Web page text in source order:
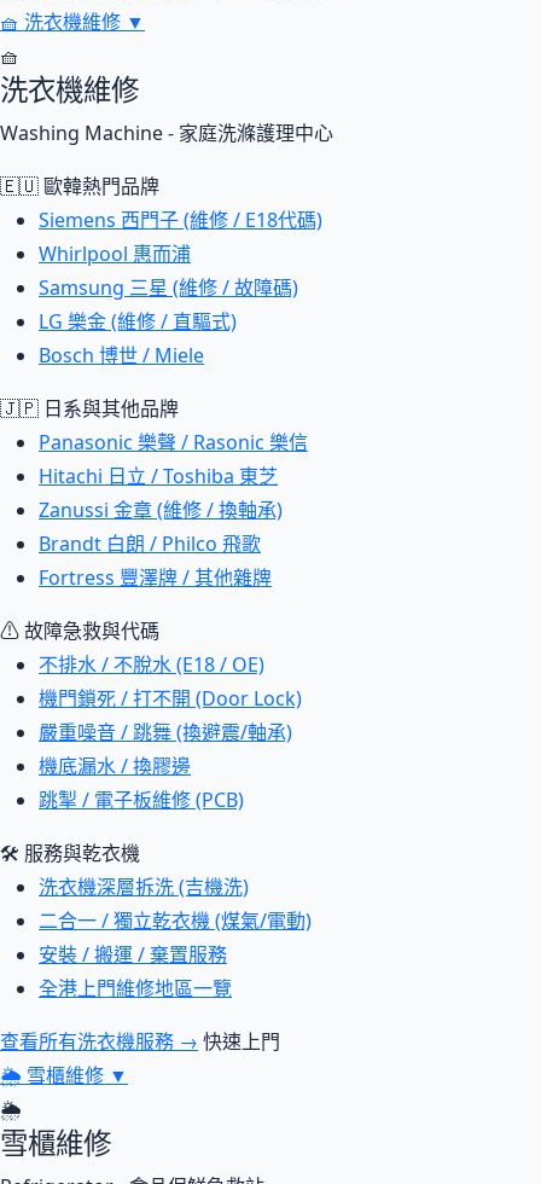
🧺 洗衣機維修 ▼
🧺
洗衣機維修
Washing Machine - 家庭洗滌護理中心
🇪🇺 歐韓熱門品牌
Siemens 西門子 (維修 / E18代碼)
Whirlpool 惠而浦
Samsung 三星 (維修 / 故障碼)
LG 樂金 (維修 / 直驅式)
Bosch 博世 / Miele
🇯🇵 日系與其他品牌
Panasonic 樂聲 / Rasonic 樂信
Hitachi 日立 / Toshiba 東芝
Zanussi 金章 (維修 / 換軸承)
Brandt 白朗 / Philco 飛歌
Fortress 豐澤牌 / 其他雜牌
⚠ 故障急救與代碼
不排水 / 不脫水 (E18 / OE)
機門鎖死 / 打不開 (Door Lock)
嚴重噪音 / 跳舞 (換避震/軸承)
機底漏水 / 換膠邊
跳掣 / 電子板維修 (PCB)
🛠 服務與乾衣機
洗衣機深層拆洗 (吉機洗)
二合一 / 獨立乾衣機 (煤氣/電動)
安裝 / 搬運 / 棄置服務
全港上門維修地區一覽
查看所有洗衣機服務 → 快速上門
🌦 雪櫃維修 ▼
🌦
雪櫃維修